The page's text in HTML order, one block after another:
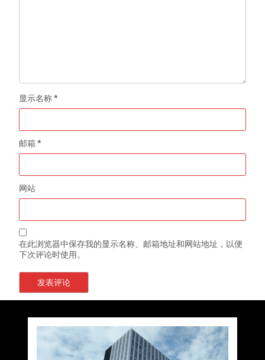
显示名称*
邮箱*
网站
在此浏览器中保存我的显示名称、邮箱地址和网站地址，以便
下次评论时使用。